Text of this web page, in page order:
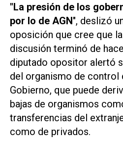
"La presión de los
por lo de AGN", deslizó
oposición que cree que
discusión terminó de
diputado opositor alertó
del organismo de control
Gobierno, que puede
bajas de organismos
transferencias del
como de privados.